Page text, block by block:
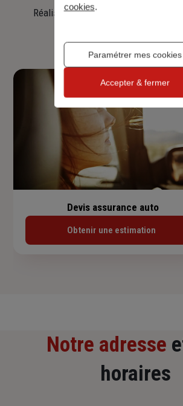
Réalisez une simulation tarifaire
Devis assurance auto
Obtenir une estimation
Notre adresse
horaires
cookies.
Paramétrer mes cookies
Accepter & fermer